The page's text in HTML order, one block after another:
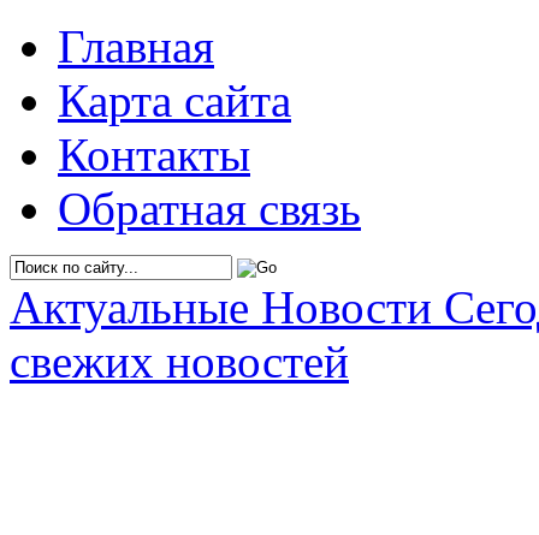
Главная
Карта сайта
Контакты
Обратная связь
Актуальные Новости
свежих новостей